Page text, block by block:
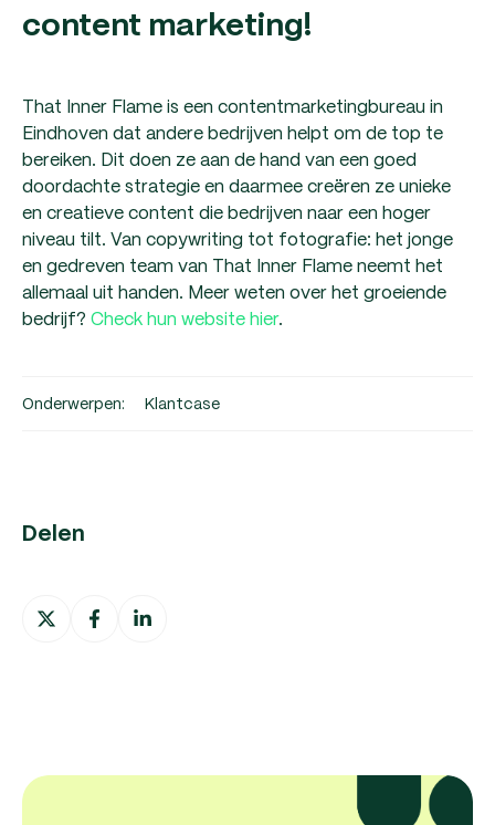
content marketing!
That Inner Flame is een contentmarketingbureau in
Eindhoven dat andere bedrijven helpt om de top te
bereiken. Dit doen ze aan de hand van een goed
doordachte strategie en daarmee creëren ze unieke
en creatieve content die bedrijven naar een hoger
niveau tilt. Van copywriting tot fotografie: het jonge
en gedreven team van That Inner Flame neemt het
allemaal uit handen. Meer weten over het groeiende
bedrijf? Check hun website hier.
Onderwerpen: Klantcase
Delen
Deel
op
Deel
op
Deel
op